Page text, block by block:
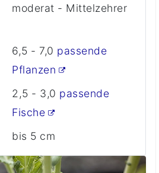
moderat - Mittelzehrer
6,5 - 7,0 passende
Pflanzen
2,5 - 3,0 passende
Fische
bis 5 cm